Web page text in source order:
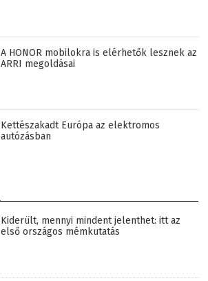
A HONOR mobilokra is elérhetők lesznek az
ARRI megoldásai
Kettészakadt Európa az elektromos
autózásban
Kiderült, mennyi mindent jelenthet: itt az
első országos mémkutatás